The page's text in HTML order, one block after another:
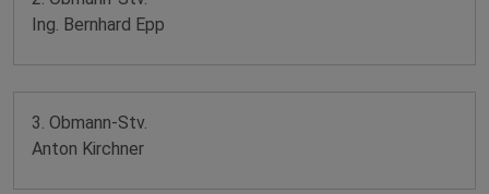
Ing. Bernhard Epp
3. Obmann-Stv.
Anton Kirchner